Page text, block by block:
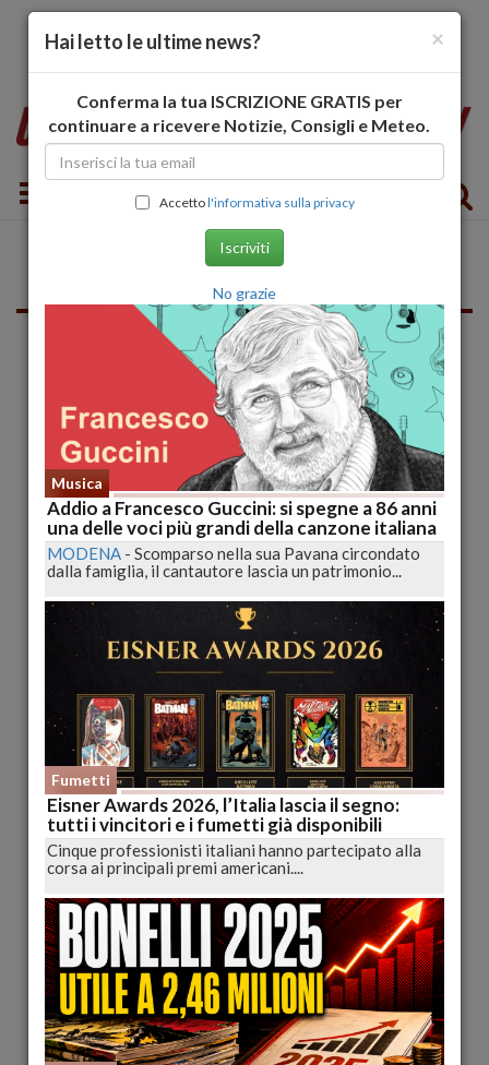
Toggle navigation
Buone notizie per chitarrista dei Negramaro, i
medici sciolgono la prognosi per Lele Spedicato
LECCE-Non è più in pericolo di vita, è vigile e respira
pubblicato il 10/10/2018 10:49
Musica
Lele Spedicato risponde agli stimoli, migliorano le
condizione del chitarrista dei Negroamaro
LECCE-Sono "in lieve ma continuo miglioramento le condizioni
di salute" di Emanuele Spedicato, il...
pubblicato il 02/10/2018 10:00
Musica
×
Hai letto le ultime news?
Conferma la tua ISCRIZIONE GRATIS per
continuare a ricevere Notizie, Consigli e Meteo.
Accettol'informativa sulla privacy
Iscriviti
No grazie
Musica
Addio a Francesco Guccini: si spegne a 86 anni
una delle voci più grandi della canzone italiana
MODENA - Scomparso nella sua Pavana circondato
dalla famiglia, il cantautore lascia un patrimonio...
Fumetti
Eisner Awards 2026, l’Italia lascia il segno:
tutti i vincitori e i fumetti già disponibili
Cinque professionisti italiani hanno partecipato alla
corsa ai principali premi americani....